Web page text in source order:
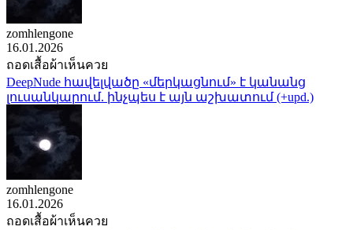
zomhlengone
16.01.2026
ถอดเสื้อผ้าเห็นควย
DeepNude հավելվածը «մերկացնում» է կանանց
լուսանկարում. ինչպես է այն աշխատում (+upd.)
zomhlengone
16.01.2026
ถอดเสื้อผ้าเห็นควย